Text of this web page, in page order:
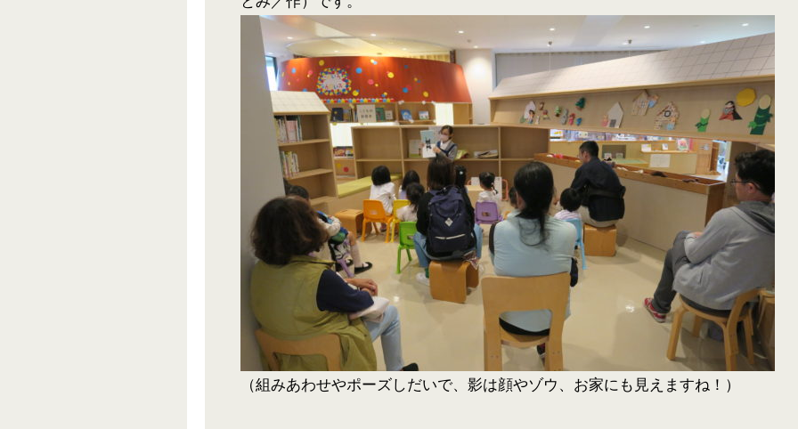
（組みあわせやポーズしだいで、影は顔やゾウ、お家にも見えますね！）